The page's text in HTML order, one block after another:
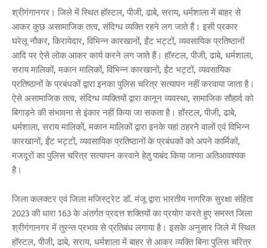
श्रीगंगानगर। जिले में स्थित हॉस्टल, पीजी, ढाबे, सराय, धर्मशाला में बाहर से
आकर कुछ असामाजिक तत्व, संदिग्ध व्यक्ति रहने लग जाते हैं। इसी प्रकार
घरेलू नौकर, किरायेदार, विभिन्न कारखानों, ईंट भट्टों, व्यवसायिक प्रतिष्ठानों
आदि पर ऐसे लोक आकर कार्य करने लग जाते हैं। हॉस्टल, पीजी, ढाबे, धर्मशाला,
सराय मालिकों, मकान मालिकों, विभिन्न कारखानों, ईंट भट्टों, व्यवसायिक
प्रतिष्ठानों के प्रबंधकों द्वारा इनका पुलिस चरित्र सत्यापन नहीं करवाया जाता है।
ऐसे असामाजिक तत्व, संदिग्ध व्यक्तियों द्वारा कानून व्यवस्था, सामाजिक सौहार्द को
बिगाड़ने की संभावना से इंकार नहीं किया जा सकता है। हॉस्टल, पीजी, ढाबे,
धर्मशाला, सराय मालिकों, मकान मालिकों द्वारा इनके यहां ठहरने वालों एवं विभिन्न
कारखानों, ईंट भट्टों, व्यवसायिक प्रतिष्ठानों के प्रबंधकों को अपने कार्मिकों,
मजदूरों का पुलिस चरित्र सत्यापन करवाने हेतु पाबंद किया जाना अतिआवश्यक
है।
जिला कलक्टर एवं जिला मजिस्ट्रेट डॉ. मंजू द्वारा भारतीय नागरिक सुरक्षा संहिता
2023 की धारा 163 के अंतर्गत प्रदत्त शक्तियों का प्रयोग करते हुए समस्त जिला
श्रीगंगानगर में तुरन्त प्रभाव से प्रतिबंध लगाया है। इसके अनुसार जिले में स्थित
हॉस्टल, पीजी, ढाबे, सराय, धर्मशाला में बाहर से आकर व्यक्ति बिना पुलिस चरित्र